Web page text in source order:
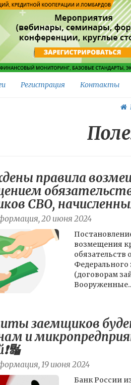
Регистрация Контакты
правила
СВО,
20 июня 2024
возмещения
обязательств
(договорам
заемщиков
и
19 июня 2024
Банк России